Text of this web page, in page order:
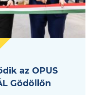
az OPUS
Gödöllőn